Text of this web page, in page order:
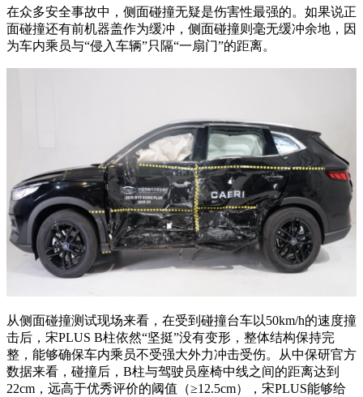
在众多安全事故中，侧面碰撞无疑是伤害性最强的。如果说正
面碰撞还有前机器盖作为缓冲，侧面碰撞则毫无缓冲余地，因
为车内乘员与“侵入车辆”只隔“一扇门”的距离。
从侧面碰撞测试现场来看，在受到碰撞台车以50km/h的速度撞
击后，宋PLUS B柱依然“坚挺”没有变形，整体结构保持完
整，能够确保车内乘员不受强大外力冲击受伤。从中保研官方
数据来看，碰撞后，B柱与驾驶员座椅中线之间的距离达到
22cm，远高于优秀评价的阈值（≥12.5cm），宋PLUS能够给